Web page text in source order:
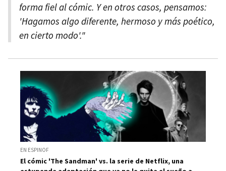
forma fiel al cómic. Y en otros casos, pensamos:
'Hagamos algo diferente, hermoso y más poético,
en cierto modo'."
EN ESPINOF
El cómic 'The Sandman' vs. la serie de Netflix, una